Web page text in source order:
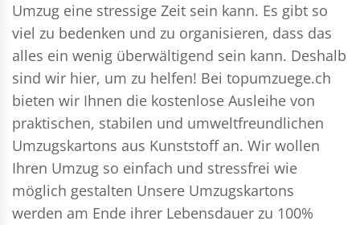
Umzug eine stressige Zeit sein kann. Es gibt so
viel zu bedenken und zu organisieren, dass das
alles ein wenig überwältigend sein kann. Deshalb
sind wir hier, um zu helfen! Bei topumzuege.ch
bieten wir Ihnen die kostenlose Ausleihe von
praktischen, stabilen und umweltfreundlichen
Umzugskartons aus Kunststoff an. Wir wollen
Ihren Umzug so einfach und stressfrei wie
möglich gestalten Unsere Umzugskartons
werden am Ende ihrer Lebensdauer zu 100%